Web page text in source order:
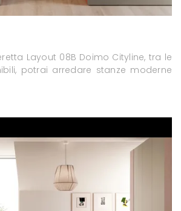
Layout 08B Doimo Cityline, tra le
potrai arredare stanze moderne